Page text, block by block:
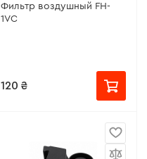
Фильтр воздушный FH-
1VC
120 ₴